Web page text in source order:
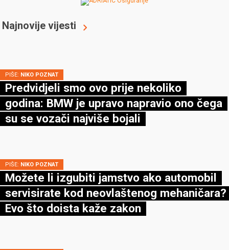
Najnovije vijesti
PIŠE: NIKO POZNAT
Predvidjeli smo ovo prije nekoliko
godina: BMW je upravo napravio ono čega
su se vozači najviše bojali
PIŠE: NIKO POZNAT
Možete li izgubiti jamstvo ako automobil
servisirate kod neovlaštenog mehaničara?
Evo što doista kaže zakon